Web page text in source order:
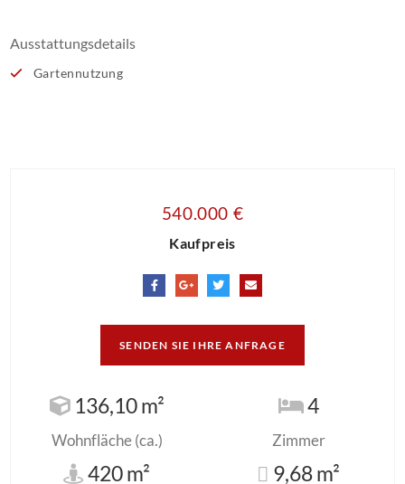
Ausstattungsdetails
Gartennutzung
540.000 €
Kaufpreis
SENDEN SIE IHRE ANFRAGE
136,10 m²
Wohnfläche (ca.)
4
Zimmer
420 m² 9,68 m²